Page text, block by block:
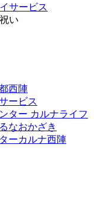
サービス
い
西陣
ービス
ター カルナライフ
なおかざき
ーカルナ西陣